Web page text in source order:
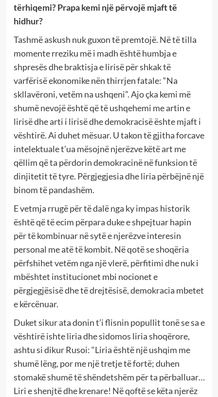
tërhiqemi? Prapa kemi një përvojë mjaft të
hidhur?
Tashmë askush nuk guxon të premtojë. Në të tilla
momente rreziku më i madh është humbja e
shpresës dhe braktisja e lirisë për shkak të
varfërisë ekonomike nën thirrjen fatale: “Na
skllavëroni, vetëm na ushqeni”. Ajo çka kemi më
shumë nevojë është që të ushqehemi me artin e
lirisë dhe arti i lirisë dhe demokracisë ështe mjaft i
vështirë. Ai duhet mësuar. U takon të gjitha forcave
intelektuale t’ua mësojnë njerëzve këtë art me
qëllim që ta përdorin demokracinë në funksion të
dinjitetit të tyre. Përgjegjesia dhe liria përbëjnë një
binom të pandashëm.
E vetmja rrugë për të dalë nga ky impas historik
është që të ecim përpara duke e shpejtuar hapin
për të kombinuar në sytë e njerëzve interesin
personal me atë të kombit. Në qotë se shoqëria
përfshihet vetëm nga një vlerë, përfitimi dhe nuk i
mbështet institucionet mbi nocionet e
përgjegjësisë dhe të drejtësisë, demokracia mbetet
e kërcënuar.
Duket sikur ata donin t’i flisnin popullit tonë se sa e
vështirë ishte liria dhe sidomos liria shoqërore,
ashtu si dikur Rusoi: “Liria është një ushqim me
shumë lëng, por me një tretje të fortë; duhen
stomakë shumë të shëndetshëm për ta përballuar…
Liri e shenjtë dhe krenare! Në qoftë se këta njerëz